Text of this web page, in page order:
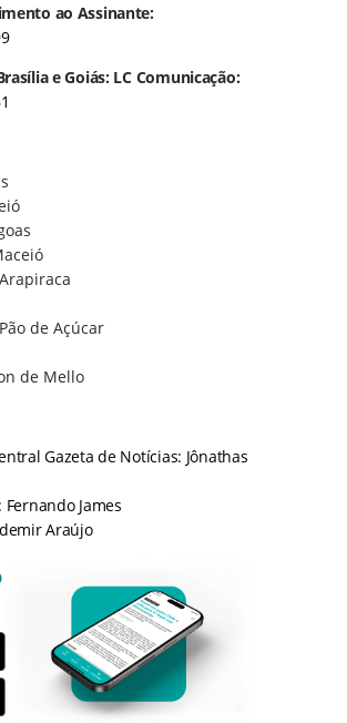
ao Assinante:
e Goiás: LC Comunicação:
de Açúcar
de Mello
Gazeta de Notícias: Jônathas
James
Araújo